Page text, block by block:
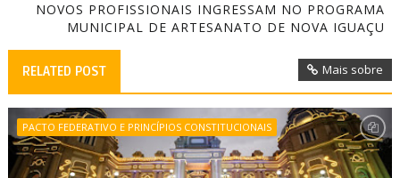
NOVOS PROFISSIONAIS INGRESSAM NO PROGRAMA
MUNICIPAL DE ARTESANATO DE NOVA IGUAÇU
RELATED POST Mais sobre
PACTO FEDERATIVO E PRINCÍPIOS CONSTITUCIONAIS